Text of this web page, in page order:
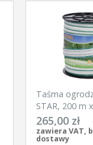
Taśma
STAR, 200 m
biało-zielona,
265,00 zł
zawiera VAT,
dostawy